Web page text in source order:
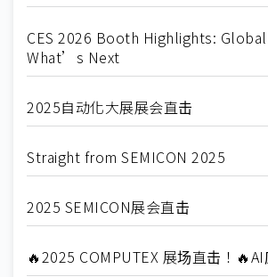
CES 2026 Booth Highlights:
What’s Next
2025自动化大展展会直击
Straight from SEMICON 2025
2025 SEMICON展会直击
🔥2025 COMPUTEX 展场直击！🔥AI